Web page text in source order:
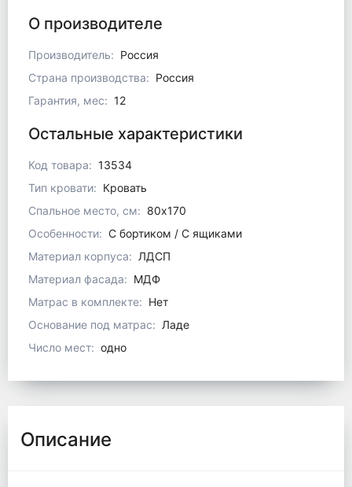
О производителе
Производитель: Россия
Страна производства: Россия
Гарантия, мес: 12
Остальные характеристики
Код товара: 13534
Тип кровати: Кровать
Спальное место, см: 80x170
Особенности: С бортиком / С ящиками
Материал корпуса: ЛДСП
Материал фасада: МДФ
Матрас в комплекте: Нет
Основание под матрас: Ладе
Число мест: одно
Описание